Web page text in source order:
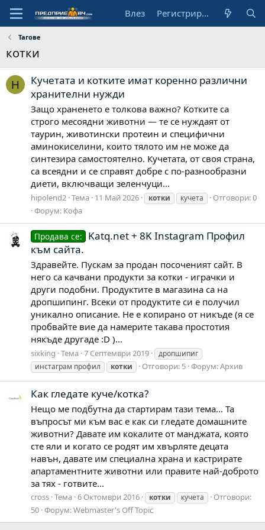
Влез Регистрирай се
Тагове
котки
H
Кучетата и котките имат коренно различни
хранителни нужди
Защо храненето е толкова важно? Котките са
строго месоядни животни — те се нуждаят от
таурин, животински протеин и специфични
аминокиселини, които тялото им не може да
синтезира самостоятелно. Кучетата, от своя страна,
са всеядни и се справят добре с по-разнообразни
диети, включващи зеленчуци...
hipolend2 Тема 11 Май 2026 котки кучета
Отговори: 0
Форум: Кофа
Продава се:
Katq.net + 8K Instagram Профил
към сайта.
Здравейте. Пускам за продан посоченият сайт. В
него са качвани продукти за котки - играчки и
други подобни. Продуктите в магазина са на
дропшипинг. Всеки от продуктите си е получил
уникално описание. Не е копирано от никъде (я се
пробвайте вие да намерите такава простотия
някъде другаде :D )...
sixking Тема 7 Септември 2019
дропшипиг
инстаграм профил
котки Отговори: 5 Форум:Архив
Как гледате куче/котка?
Нещо ме подбутна да стартирам тази тема... Та
въпросът ми към вас е как си гледате домашните
животни? Давате им кокалите от манджата, която
сте яли и когато се родят им хвърляте децата
навън, давате им специална храна и кастрирате
апартаментните животни или правите най-доброто
за тях - готвите...
cross Тема 6 Октомври 2016 котки кучета
Отговори:
50 Форум:Webmaster's Off Topic